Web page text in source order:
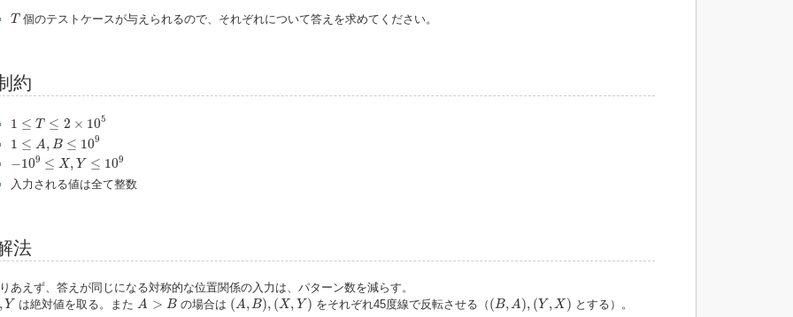
T
T個のテストケースが与えられるので、それぞれについて答えを求めてください。
約
1 ≤ T ≤ 2 × 105
≤2 105
1 ≤ A , B ≤ 109
B 10
−109 ≤ X, Y ≤ 109
109≤ X Y≤ 10
入力される値は全て整数
法
あえず、答えが同じになる対称的な位置関係の入力は、パターン数を減らす。
Y
Y は絶対値を取る。またA > B
A>B の場合は (A,B), (X, Y )
(A, B),( X,Y) をそれぞれ45度線で反転させる（ (B,A), (Y ,X )
(B, ),( ,X) とする）。